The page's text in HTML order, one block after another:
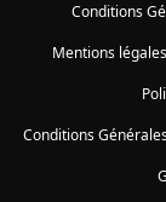
Conditions
Mentions légales
Conditions